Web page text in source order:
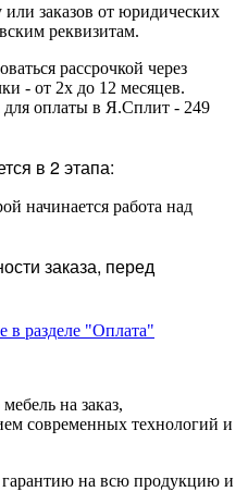
заказов от юридических
реквизитам.
рассрочкой через
- от 2х до 12 месяцев.
оплаты в Я.Сплит - 249
в 2 этапа:
начинается работа над
заказа, перед
разделе "Оплата"
на заказ,
современных технологий и
на всю продукцию и